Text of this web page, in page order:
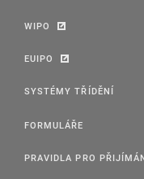
WIPO
EUIPO
SYSTÉMY TŘÍDĚNÍ
FORMULÁŘE
PRAVIDLA PRO